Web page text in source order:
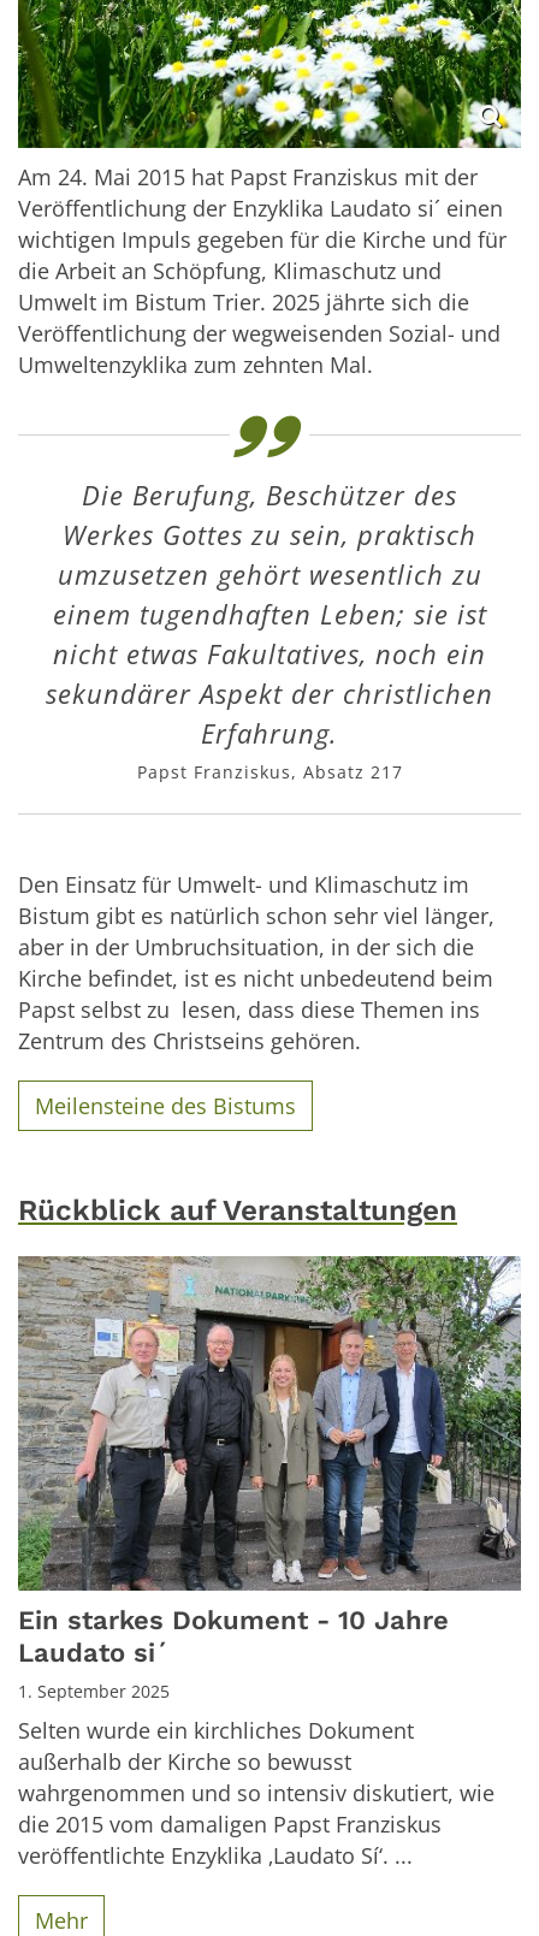
Am 24. Mai 2015 hat Papst Franziskus mit der
Veröffentlichung der Enzyklika Laudato si´ einen
wichtigen Impuls gegeben für die Kirche und für
die Arbeit an Schöpfung, Klimaschutz und
Umwelt im Bistum Trier. 2025 jährte sich die
Veröffentlichung der wegweisenden Sozial- und
Umweltenzyklika zum zehnten Mal.
Die Berufung, Beschützer des
Werkes Gottes zu sein, praktisch
umzusetzen gehört wesentlich zu
einem tugendhaften Leben; sie ist
nicht etwas Fakultatives, noch ein
sekundärer Aspekt der christlichen
Erfahrung.
Papst Franziskus, Absatz 217
Den Einsatz für Umwelt- und Klimaschutz im
Bistum gibt es natürlich schon sehr viel länger,
aber in der Umbruchsituation, in der sich die
Kirche befindet, ist es nicht unbedeutend beim
Papst selbst zu lesen, dass diese Themen ins
Zentrum des Christseins gehören.
Meilensteine des Bistums
Rückblick auf Veranstaltungen
Ein starkes Dokument - 10 Jahre
Laudato si´
1. September 2025
Selten wurde ein kirchliches Dokument
außerhalb der Kirche so bewusst
wahrgenommen und so intensiv diskutiert, wie
die 2015 vom damaligen Papst Franziskus
veröffentlichte Enzyklika ‚Laudato Sí‘. ...
Mehr